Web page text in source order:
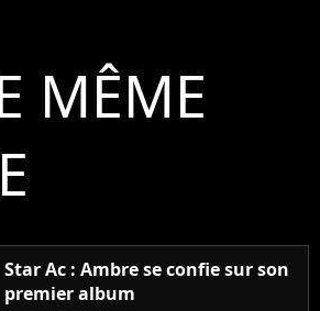
MÊME
Star Ac : Ambre se confie sur son
premier album